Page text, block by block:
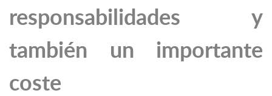
responsabilidades y
también un importante
coste